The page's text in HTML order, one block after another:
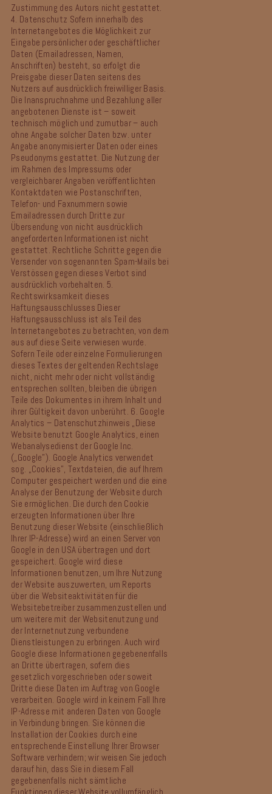
Zustimmung des Autors nicht gestattet.
4. Datenschutz Sofern innerhalb des
Internetangebotes die Möglichkeit zur
Eingabe persönlicher oder geschäftlicher
Daten (Emailadressen, Namen,
Anschriften) besteht, so erfolgt die
Preisgabe dieser Daten seitens des
Nutzers auf ausdrücklich freiwilliger Basis.
Die Inanspruchnahme und Bezahlung aller
angebotenen Dienste ist – soweit
technisch möglich und zumutbar – auch
ohne Angabe solcher Daten bzw. unter
Angabe anonymisierter Daten oder eines
Pseudonyms gestattet. Die Nutzung der
im Rahmen des Impressums oder
vergleichbarer Angaben veröffentlichten
Kontaktdaten wie Postanschriften,
Telefon- und Faxnummern sowie
Emailadressen durch Dritte zur
Übersendung von nicht ausdrücklich
angeforderten Informationen ist nicht
gestattet. Rechtliche Schritte gegen die
Versender von sogenannten Spam-Mails bei
Verstössen gegen dieses Verbot sind
ausdrücklich vorbehalten. 5.
Rechtswirksamkeit dieses
Haftungsausschlusses Dieser
Haftungsausschluss ist als Teil des
Internetangebotes zu betrachten, von dem
aus auf diese Seite verwiesen wurde.
Sofern Teile oder einzelne Formulierungen
dieses Textes der geltenden Rechtslage
nicht, nicht mehr oder nicht vollständig
entsprechen sollten, bleiben die übrigen
Teile des Dokumentes in ihrem Inhalt und
ihrer Gültigkeit davon unberührt. 6. Google
Analytics – Datenschutzhinweis „Diese
Website benutzt Google Analytics, einen
Webanalysedienst der Google Inc.
(„Google”). Google Analytics verwendet
sog. „Cookies”, Textdateien, die auf Ihrem
Computer gespeichert werden und die eine
Analyse der Benutzung der Website durch
Sie ermöglichen. Die durch den Cookie
erzeugten Informationen über Ihre
Benutzung dieser Website (einschließlich
Ihrer IP-Adresse) wird an einen Server von
Google in den USA übertragen und dort
gespeichert. Google wird diese
Informationen benutzen, um Ihre Nutzung
der Website auszuwerten, um Reports
über die Websiteaktivitäten für die
Websitebetreiber zusammenzustellen und
um weitere mit der Websitenutzung und
der Internetnutzung verbundene
Dienstleistungen zu erbringen. Auch wird
Google diese Informationen gegebenenfalls
an Dritte übertragen, sofern dies
gesetzlich vorgeschrieben oder soweit
Dritte diese Daten im Auftrag von Google
verarbeiten. Google wird in keinem Fall Ihre
IP-Adresse mit anderen Daten von Google
in Verbindung bringen. Sie können die
Installation der Cookies durch eine
entsprechende Einstellung Ihrer Browser
Software verhindern; wir weisen Sie jedoch
darauf hin, dass Sie in diesem Fall
gegebenenfalls nicht sämtliche